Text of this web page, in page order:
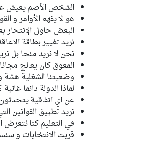
الشخص الأصم يعيش
هو لا يفهم الأوامر و
البعض حاول الإنتحار
نريد تغيير بطاقة
نحن لا نريد منحا بل
المعوق كان يعالج
وضعيتنا الشغلية
لماذا الدولة دائما
عن اي اتفاقية
نريد تطبيق القوانين
في التعليم كنا نتعرض
قربت الانتخابات و